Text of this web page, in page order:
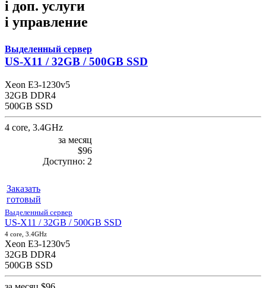
i доп. услуги
i управление
Выделенный сервер
US-X11 / 32GB / 500GB SSD
Xeon E3-1230v5
32GB DDR4
500GB SSD
4 core, 3.4GHz
за месяц
$96
Доступно: 2
Заказать
готовый
Выделенный сервер
US-X11 / 32GB / 500GB SSD
4 core, 3.4GHz
Xeon E3-1230v5
32GB DDR4
500GB SSD